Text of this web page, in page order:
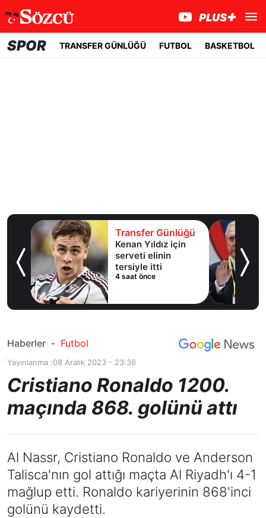
SPOR TRANSFER GÜNLÜĞÜ FUTBOL BASKETBOL
Transfer Günlüğü
Kenan Yıldız için
serveti elinin
tersiyle itti
4 saat önce
Haberler - Futbol
Yayınlanma :08 Aralık 2023 - 23:36
Cristiano Ronaldo 1200.
maçında 868. golünü attı
Al Nassr, Cristiano Ronaldo ve Anderson
Talisca'nın gol attığı maçta Al Riyadh'ı 4-1
mağlup etti. Ronaldo kariyerinin 868'inci
golünü kaydetti.